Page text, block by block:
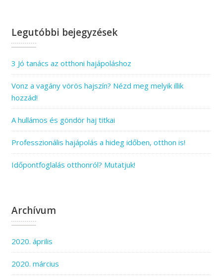
Legutóbbi bejegyzések
3 Jó tanács az otthoni hajápoláshoz
Vonz a vagány vörös hajszín? Nézd meg melyik illik
hozzád!
A hullámos és göndör haj titkai
Professzionális hajápolás a hideg időben, otthon is!
Időpontfoglalás otthonról? Mutatjuk!
Archívum
2020. április
2020. március